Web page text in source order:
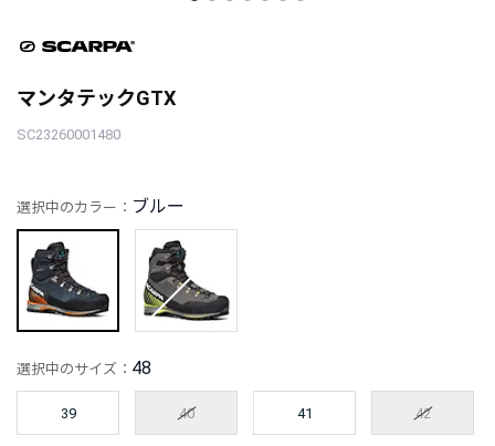
マンタテックGTX
SC23260001480
選択中のカラー： ブルー
選択中のサイズ： 48
39 40 41 42